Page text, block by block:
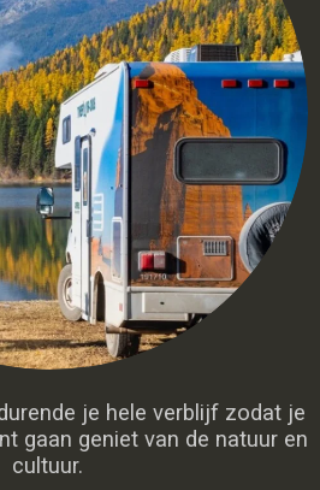
je hele verblijf zodat je
gaan geniet van de natuur en
cultuur.